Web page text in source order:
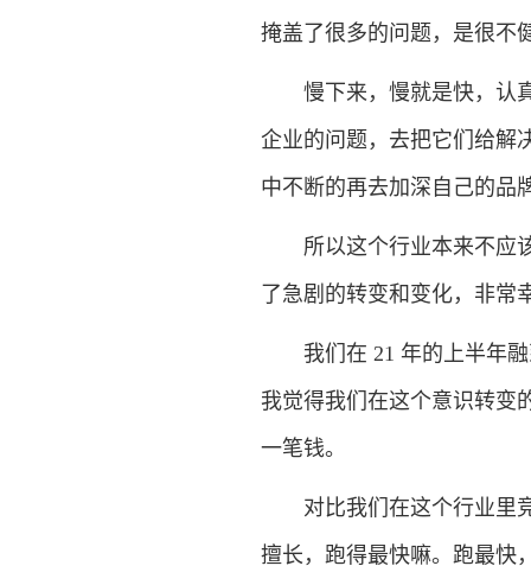
掩盖了很多的问题，是很不
慢下来，慢就是快，认真
企业的问题，去把它们给解
中不断的再去加深自己的品
所以这个行业本来不应该
了急剧的转变和变化，非
我们在 21 年的上半年融
我觉得我们在这个意识转变
一笔钱。
对比我们在这个行业里竞
擅长，跑得最快嘛。跑最快